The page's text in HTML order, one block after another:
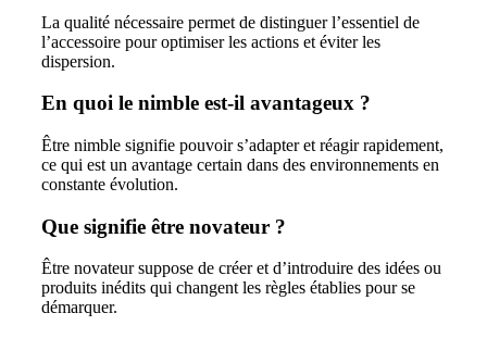
La qualité nécessaire permet de distinguer l’essentiel de
l’accessoire pour optimiser les actions et éviter les
dispersion.
En quoi le nimble est-il avantageux ?
Être nimble signifie pouvoir s’adapter et réagir rapidement,
ce qui est un avantage certain dans des environnements en
constante évolution.
Que signifie être novateur ?
Être novateur suppose de créer et d’introduire des idées ou
produits inédits qui changent les règles établies pour se
démarquer.